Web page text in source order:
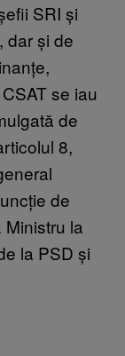
SRI și
dar și de
se iau
de
8,
de
Ministru la
la PSD și